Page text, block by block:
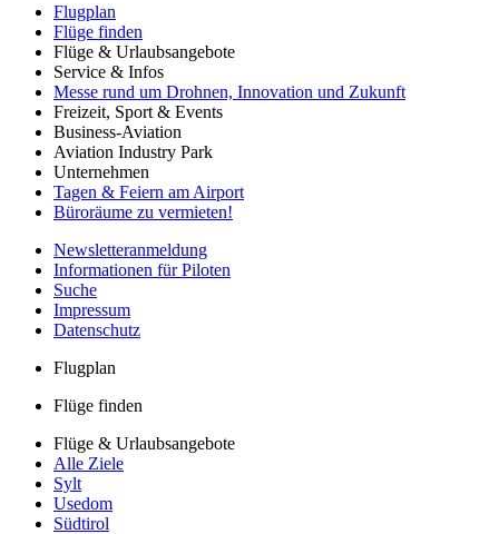
Flugplan
Flüge finden
Flüge & Urlaubsangebote
Service & Infos
Messe rund um Drohnen, Innovation und Zukunft
Freizeit, Sport & Events
Business-Aviation
Aviation Industry Park
Unternehmen
Tagen & Feiern am Airport
Büroräume zu vermieten!
Newsletteranmeldung
Informationen für Piloten
Suche
Impressum
Datenschutz
Flugplan
Flüge finden
Flüge & Urlaubsangebote
Alle Ziele
Sylt
Usedom
Südtirol